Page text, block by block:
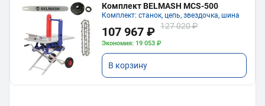
Комплект BELMASH MCS-500
Комплект: станок, цепь, звездочка, шина
107 967 ₽ 127 020 ₽
Экономия: 19 053 ₽
В корзину